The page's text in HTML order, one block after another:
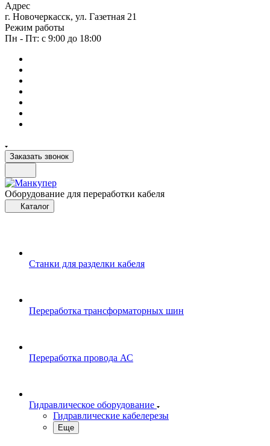
Адрес
г. Новочеркасск, ул. Газетная 21
Режим работы
Пн - Пт: с 9:00 до 18:00
Заказать звонок
Оборудование для переработки кабеля
Каталог
Станки для разделки кабеля
Переработка трансформаторных шин
Переработка провода АС
Гидравлическое оборудование
Гидравлические кабелерезы
Еще